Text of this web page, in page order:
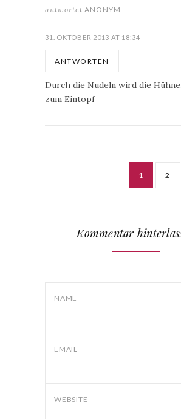
antwortet ANONYM
31. OKTOBER 2013 AT 18:34
ANTWORTEN
Durch die Nudeln wird die
zum Eintopf
1 2
Kommentar
NAME
EMAIL
WEBSITE